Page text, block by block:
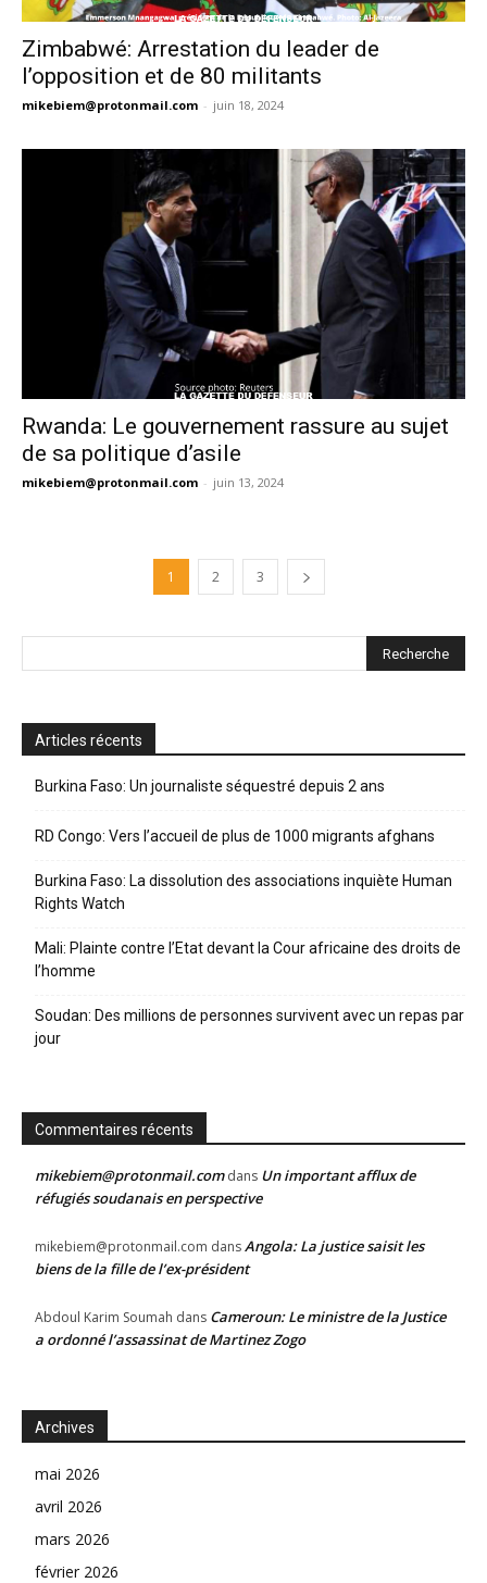
Zimbabwé: Arrestation du leader de
l’opposition et de 80 militants
mikebiem@protonmail.com - juin 18, 2024
Rwanda: Le gouvernement rassure au sujet
de sa politique d’asile
mikebiem@protonmail.com - juin 13, 2024
1 2 3
Articles récents
Burkina Faso: Un journaliste séquestré depuis 2 ans
RD Congo: Vers l’accueil de plus de 1000 migrants afghans
Burkina Faso: La dissolution des associations inquiète Human
Rights Watch
Mali: Plainte contre l’Etat devant la Cour africaine des droits de
l’homme
Soudan: Des millions de personnes survivent avec un repas par
jour
Commentaires récents
mikebiem@protonmail.comdans Un important afflux de
réfugiés soudanais en perspective
mikebiem@protonmail.com dansAngola: La justice saisit les
biens de la fille de l’ex-président
Abdoul Karim Soumah dans Cameroun: Le ministre de la Justice
a ordonné l’assassinat de Martinez Zogo
Archives
mai 2026
avril 2026
mars 2026
février 2026